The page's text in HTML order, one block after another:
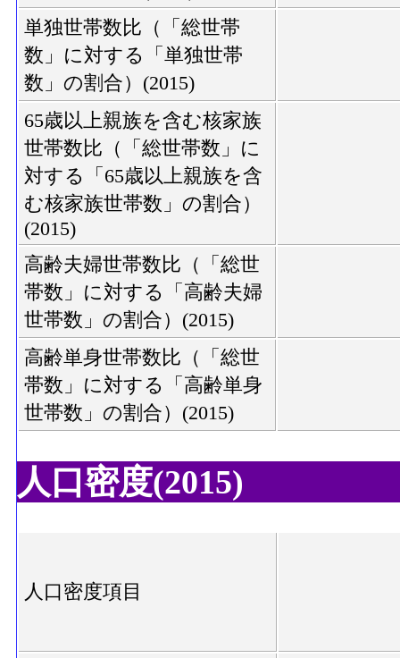
単独世帯数比（「総世帯
数」に対する「単独世帯
数」の割合）(2015)
65歳以上親族を含む核家族
世帯数比（「総世帯数」に
対する「65歳以上親族を含
む核家族世帯数」の割合）
(2015)
高齢夫婦世帯数比（「総世
帯数」に対する「高齢夫婦
世帯数」の割合）(2015)
高齢単身世帯数比（「総世
帯数」に対する「高齢単身
世帯数」の割合）(2015)
人口密度(2015)
人口密度項目